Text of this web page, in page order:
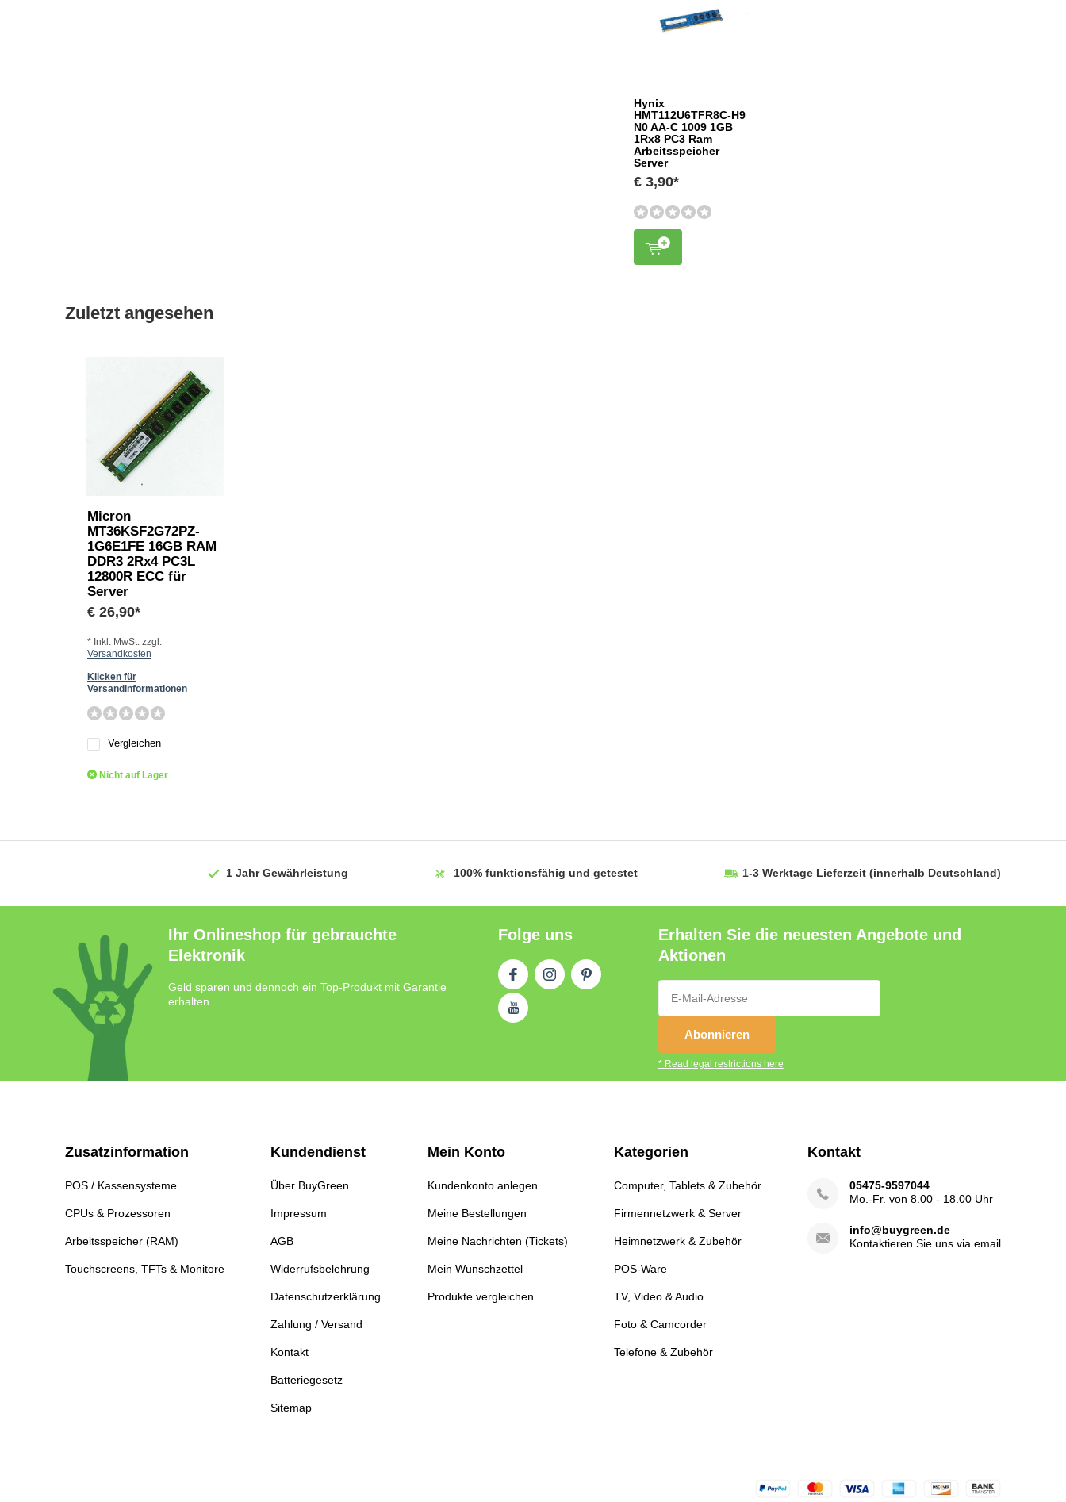
Hynix
HMT112U6TFR8C-H9
N0 AA-C 1009 1GB
1Rx8 PC3 Ram
Arbeitsspeicher
Server
€ 3,90*
Zuletzt angesehen
Micron
MT36KSF2G72PZ-
1G6E1FE 16GB RAM
DDR3 2Rx4 PC3L
12800R ECC für
Server
€ 26,90*
* Inkl. MwSt. zzgl.
Versandkosten
Klicken für
Versandinformationen
Vergleichen
Nicht auf Lager
1 JahrGewährleistung 100% funktionsfähig und getestet 1-3 Werktage Lieferzeit (innerhalb Deutschland)
Ihr Onlineshop für gebrauchte
Elektronik
Geld sparen und dennoch ein Top-Produkt mit Garantie
erhalten.
Folge uns
Erhalten Sie die neuesten Angebote und
Aktionen
Abonnieren
* Read legal restrictions here
Zusatzinformation
POS / Kassensysteme
CPUs & Prozessoren
Arbeitsspeicher (RAM)
Touchscreens, TFTs & Monitore
Kundendienst
Über BuyGreen
Impressum
AGB
Widerrufsbelehrung
Datenschutzerklärung
Zahlung / Versand
Kontakt
Batteriegesetz
Sitemap
Mein Konto
Kundenkonto anlegen
Meine Bestellungen
Meine Nachrichten (Tickets)
Mein Wunschzettel
Produkte vergleichen
Kategorien
Computer, Tablets & Zubehör
Firmennetzwerk & Server
Heimnetzwerk & Zubehör
POS-Ware
TV, Video & Audio
Foto & Camcorder
Telefone & Zubehör
Kontakt
05475-9597044
Mo.-Fr. von 8.00 - 18.00 Uhr
info@buygreen.de
Kontaktieren Sie uns via email